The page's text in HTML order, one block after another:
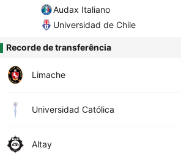
Audax Italiano
Universidad de Chile
Recorde de transferência
Limache
Universidad Católica
Altay